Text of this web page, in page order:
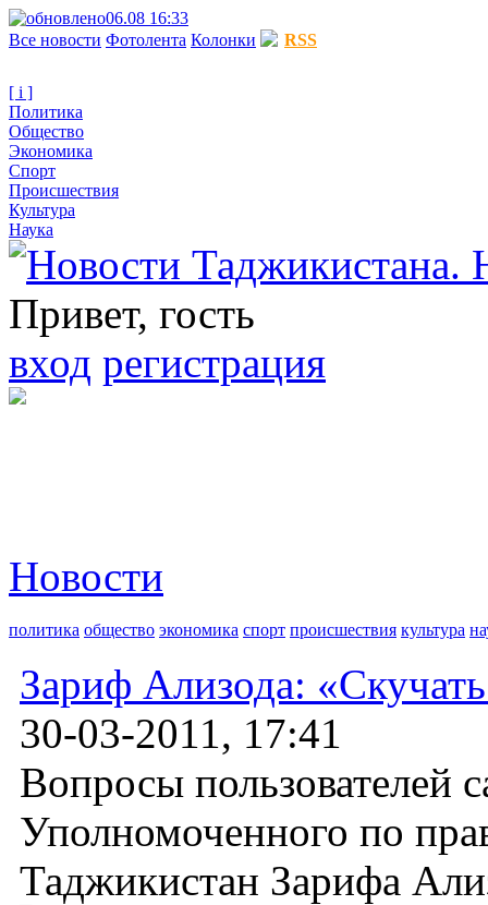
06.08 16:33
Все новости Фотолента Колонки RSS
[ i ]
Политика
Общество
Экономика
Спорт
Происшествия
Культура
Наука
Привет, гость
вход регистрация
Новости
политика общество экономика спорт происшествия культура
Зариф Ализода:
30-03-2011, 17:41
Вопросы
Уполномоченного по
Таджикистан Зарифа